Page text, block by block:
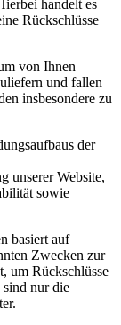
handelt es
Rückschlüsse
von Ihnen
und fallen
insbesondere zu
der
unserer Website,
sowie
basiert auf
Zwecken zur
um Rückschlüsse
sind nur die